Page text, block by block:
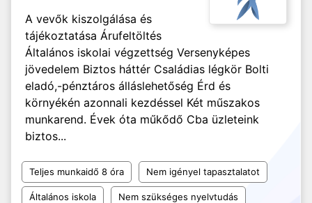
A vevők kiszolgálása és
tájékoztatása Árufeltöltés
Általános iskolai végzettség Versenyképes
jövedelem Biztos háttér Családias légkör Bolti
eladó,-pénztáros álláslehetőség Érd és
környékén azonnali kezdéssel Két műszakos
munkarend. Évek óta műkődő Cba üzleteink
biztos...
Teljes munkaidő 8 óra Nem igényel tapasztalatot
Általános iskola Nem szükséges nyelvtudás